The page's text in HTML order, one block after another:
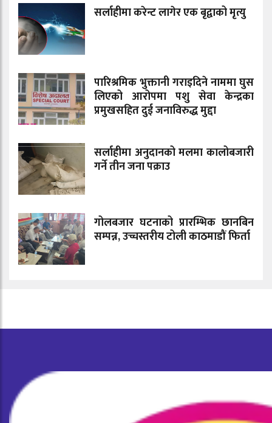
सर्लाहीमा करेन्ट लागेर एक बृद्वाको मृत्यु
पारिश्रमिक भुक्तानी गराइदिने नाममा घुस
लिएको आरोपमा पशु सेवा केन्द्रका
प्रमुखसहित दुई जनाविरुद्ध मुद्दा
सर्लाहीमा अनुदानको मलमा कालोबजारी
गर्ने तीन जना पक्राउ
गोलबजार घटनाको प्रारम्भिक छानबिन
सम्पन्न, उच्चस्तरीय टोली काठमाडौं फिर्ता